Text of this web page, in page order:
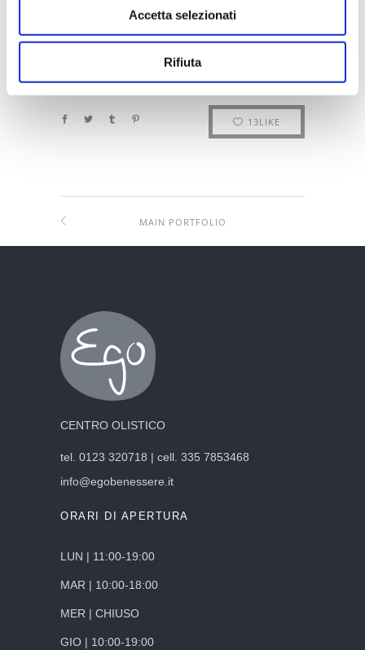
Accetta selezionati
Rifiuta
RIEQUILIBRA LE TUE ENERGIE
PEDISPA E SOLARIUM:
I TRATTAMENTI DI BELLEZZA PER PREPARARSI
13LIKE
MAIN PORTFOLIO
CENTRO OLISTICO
tel. 0123 320718 | cell. 335 7853468
info@egobenessere.it
ORARI DI APERTURA
LUN | 11:00-19:00
MAR | 10:00-18:00
MER | CHIUSO
GIO | 10:00-19:00